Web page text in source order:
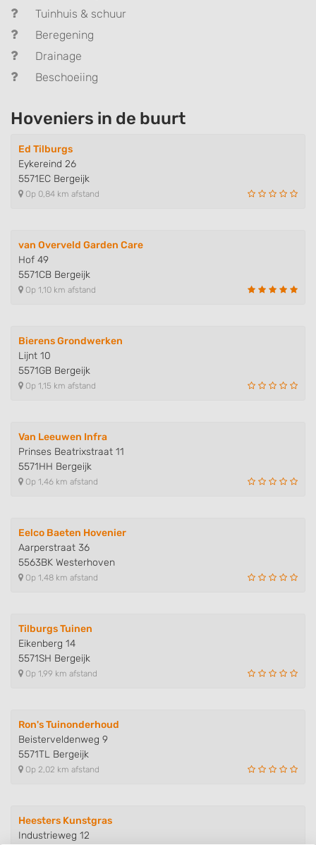
Tuinhuis & schuur
Beregening
Drainage
Beschoeiing
Hoveniers in de buurt
Ed Tilburgs
Eykereind 26
5571EC Bergeijk
Op 0,84 km afstand
van Overveld Garden Care
Hof 49
5571CB Bergeijk
Op 1,10 km afstand
Bierens Grondwerken
Lijnt 10
5571GB Bergeijk
Op 1,15 km afstand
Van Leeuwen Infra
Prinses Beatrixstraat 11
5571HH Bergeijk
Op 1,46 km afstand
Eelco Baeten Hovenier
Aarperstraat 36
5563BK Westerhoven
Op 1,48 km afstand
Tilburgs Tuinen
Eikenberg 14
5571SH Bergeijk
Op 1,99 km afstand
Ron's Tuinonderhoud
Beisterveldenweg 9
5571TL Bergeijk
Op 2,02 km afstand
Heesters Kunstgras
Industrieweg 12